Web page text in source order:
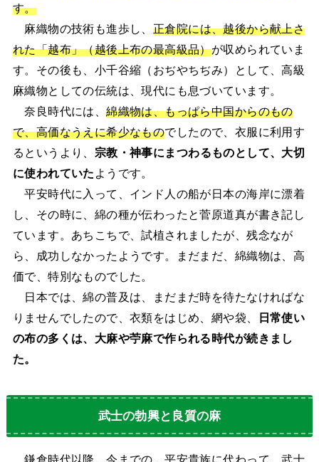
す。
麻織物の技術も進歩し、 正倉院には、越後から献上さ
れた「越布」（越後上布の最高級品）が収められていま
す。その後も、小千谷縮（おぢやちぢみ）として、高級
麻織物としての伝統は、現代にも息づいています。
奈良時代には、綿織物は、もっぱら中国からのもの
で、高価なうえに希少なものでしたので、衣服に利用す
るというより、 宗教・神事にまつわるものとして、大切
に使われていた ようです。
平安時代に入って、インド人の船が日本の海岸に漂着
し、その時に、綿の種が伝わったと菅原道真が書き記し
ています。あちこちで、試植されましたが、残念なが
ら、成功しなかったようです。まだまだ、綿織物は、高
価で、特別なものでした。
日本では、綿の普及は、まだまだ時を待たなければな
りませんでしたので、衣類をはじめ、網や袋、
日常使い
の布の多くは、大麻や苧麻で作られる時代が続きまし
た。
武士の勃興と良質の麻
鎌倉時代以降、今までの、平安貴族に代わって、武士